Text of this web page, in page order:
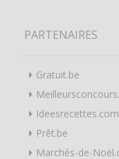
PARTENAIRES
Gratuit.be
Ideesrecettes.com
Prêt.be
Marchés-de-